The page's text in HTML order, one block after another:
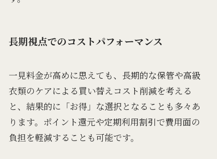
長期視点でのコストパフォーマンス
一見料金が高めに思えても、長期的な保管や高級
衣類のケアによる買い替えコスト削減を考える
と、結果的に「お得」な選択となることも多々あ
ります。ポイント還元や定期利用割引で費用面の
負担を軽減することも可能です。